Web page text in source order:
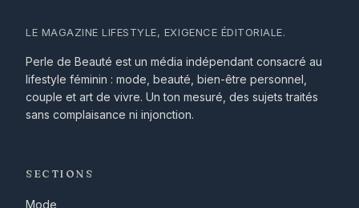
LE MAGAZINE LIFESTYLE, EXIGENCE ÉDITORIALE.
Perle de Beauté est un média indépendant consacré au
lifestyle féminin : mode, beauté, bien-être personnel,
couple et art de vivre. Un ton mesuré, des sujets traités
sans complaisance ni injonction.
SECTIONS
Mode